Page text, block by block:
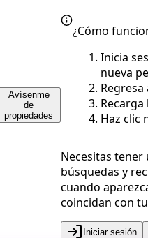
Avísenme
de
propiedades
¿Cómo
Inicia
nueva
Regresa
Haz clic
Necesitas
búsquedas y
cuando
coincidan con
Iniciar sesión